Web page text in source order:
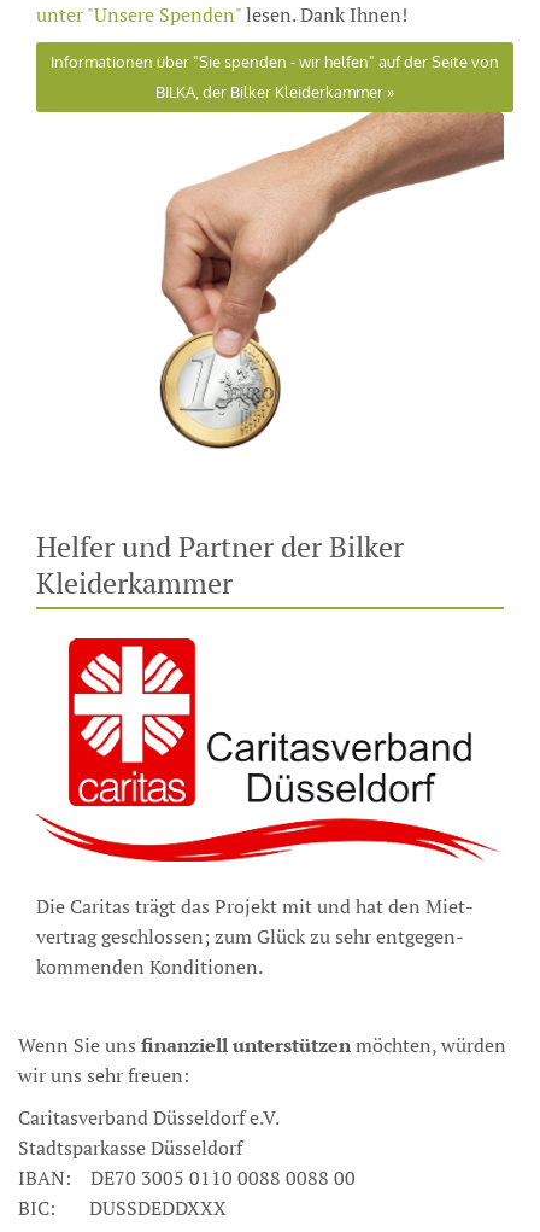
unter "Unsere Spenden"lesen. Dank Ihnen!
Informationen über "Sie spenden - wir helfen" auf der Seite von
BILKA, der Bilker Kleiderkammer
Helfer und Partner der Bilker
Kleiderkammer
Die Caritas trägt das Projekt mit und hat den Miet­
vertrag geschlossen; zum Glück zu sehr ent­gegen­
kommenden Konditionen.
Wenn Sie uns finanziell unterstützenmöchten, würden
wir uns sehr freuen:
Caritasverband Düsseldorf e.V.
Stadtsparkasse Düsseldorf
IBAN: DE70 3005 0110 0088 0088 00
BIC: DUSSDEDDXXX